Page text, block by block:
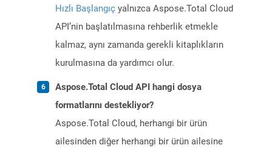
Hızlı Başlangıç yalnızca Aspose.Total Cloud
API’nin başlatılmasına rehberlik etmekle
kalmaz, aynı zamanda gerekli kitaplıkların
kurulmasına da yardımcı olur.
Aspose.Total Cloud API hangi dosya
formatlarını destekliyor?
Aspose.Total Cloud, herhangi bir ürün
ailesinden diğer herhangi bir ürün ailesine